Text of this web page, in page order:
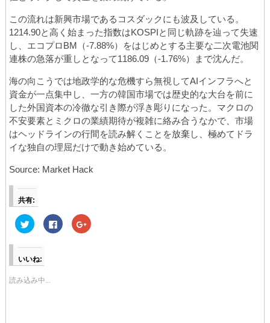
この流れは新興市場であるコスダックにも波及している。
1214.90と高く始まった指数はKOSPIと同じ軌跡を辿って失速
し、エコプロBM（-7.88%）をはじめとする主要な二次電池関
連株の急落が重しとなって1186.09（-1.76%）まで沈んだ。
海の向こうでは地政学的な危機すら無視してAIインフラへと
資金が一点集中し、一方の韓国市場では歴史的な大台を前に
した外国資本の冷徹な引き際が浮き彫りになった。マクロの
不安要素とミクロの業績期待が複雑に絡み合うなかで、市場
はヘッドラインの行間を読み解くことを放棄し、極めてドラ
イな独自の理屈だけで動き始めている。
Source: Market Hack
共有:
ク
リ
し
て
T
i
t
F
a
ク
リ
いいね:
読み込み中...